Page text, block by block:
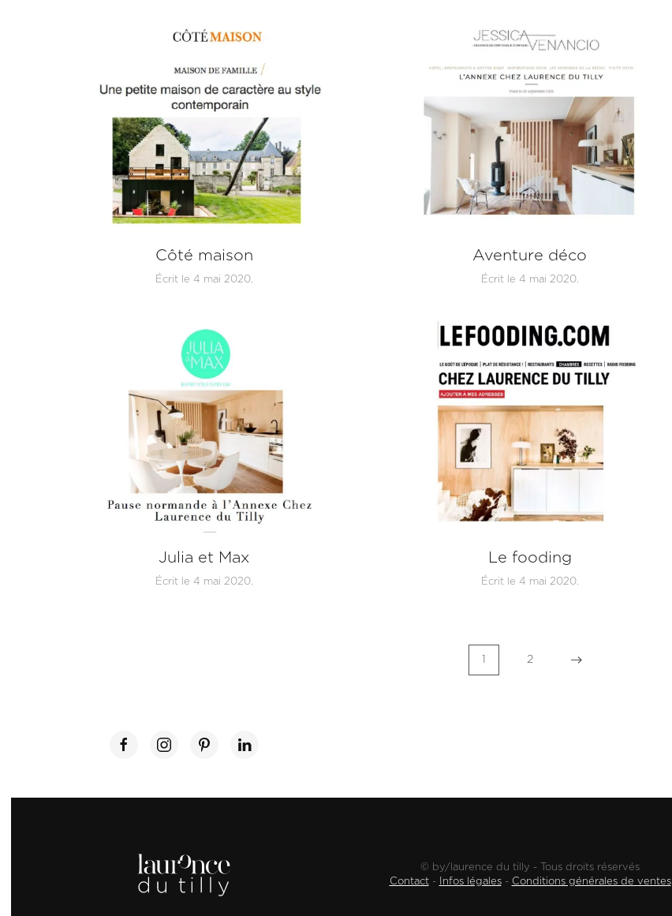
Côté maison
Écrit le 4 mai 2020.
Aventure déco
Écrit le 4 mai 2020.
Julia et Max
Écrit le 4 mai 2020.
Le fooding
Écrit le 4 mai 2020.
1 2
© by/laurence du tilly - Tous droits réservés
Contact- Infos légales- Conditions générales de ventes